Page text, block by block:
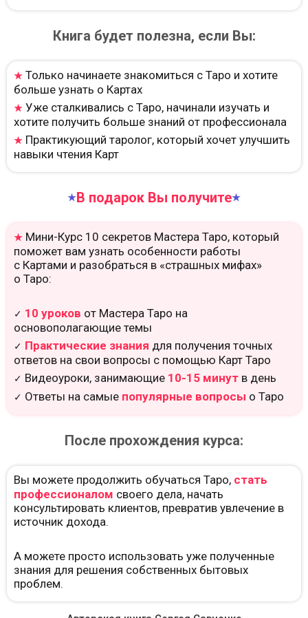
Книга будет полезна, если Вы:
★ Только начинаете знакомиться с Таро и хотите
больше узнать о Картах
★ Уже сталкивались с Таро, начинали изучать и
хотите получить больше знаний от профессионала
★ Практикующий таролог, который хочет улучшить
навыки чтения Карт
★В подарок Вы получите★
★ Мини-Курс 10 секретов Мастера Таро, который
поможет вам узнать особенности работы
с Картами и разобраться в «страшных мифах»
о Таро:
✓ 10 уроков от Мастера Таро на
основополагающие темы
✓ Практические знания для получения точных
ответов на свои вопросы с помощью Карт Таро
✓ Видеоуроки, занимающие 10-15 минут в день
✓ Ответы на самые популярные вопросы о Таро
После прохождения курса:
Вы можете продолжить обучаться Таро, стать
профессионалом своего дела, начать
консультировать клиентов, превратив увлечение в
источник дохода.
А можете просто использовать уже полученные
знания для решения собственных бытовых
проблем.